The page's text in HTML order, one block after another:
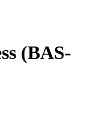
(BAS-